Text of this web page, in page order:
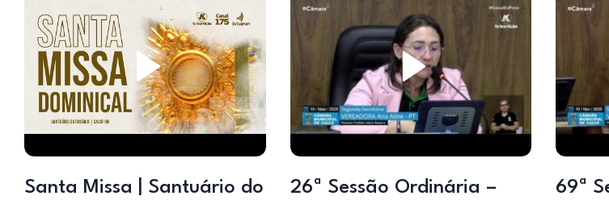
Santa Missa | Santuário do
26ª Sessão Ordinária –
69ª Sessão Ordinária –